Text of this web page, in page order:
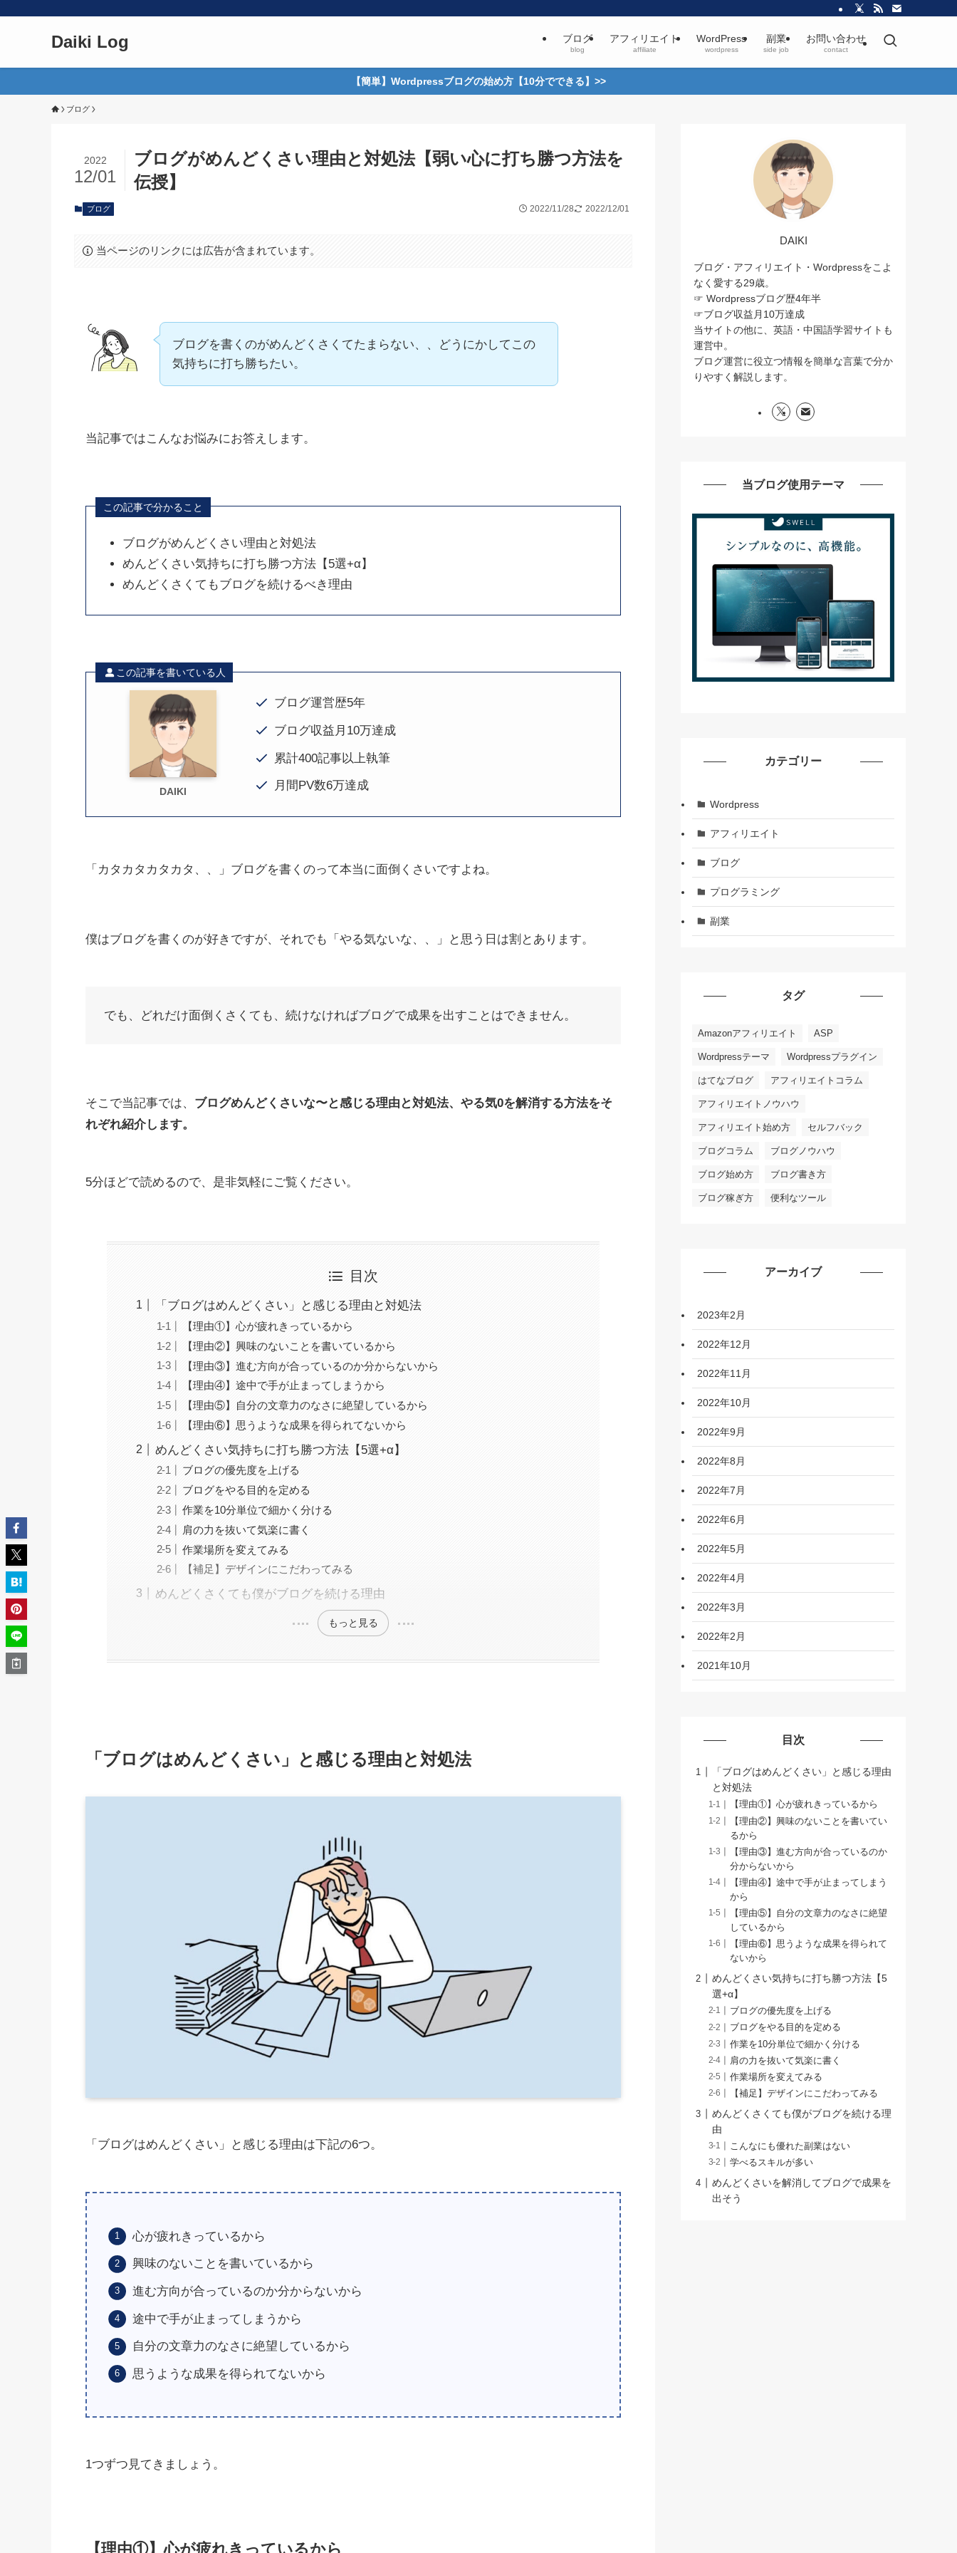
Daiki Log ブログ
blog
アフィリエイト
affiliate
WordPress
wordpress
副業
side job
お問い合わせ
contact
【簡単】Wordpressブログの始め方【10分でできる】>>
ブログ
ブログがめんどくさい理由と対処法【弱い心に打ち勝つ方法を
伝授】
2022
12/01
ブログ 2022/11/28 2022/12/01
当ページのリンクには広告が含まれています。
ブログを書くのがめんどくさくてたまらない、、どうにかしてこの
気持ちに打ち勝ちたい。
当記事ではこんなお悩みにお答えします。
この記事で分かること
ブログがめんどくさい理由と対処法
めんどくさい気持ちに打ち勝つ方法【5選+α】
めんどくさくてもブログを続けるべき理由
この記事を書いている人
DAIKI
ブログ運営歴5年
ブログ収益月10万達成
累計400記事以上執筆
月間PV数6万達成
「カタカタカタカタ、、」ブログを書くのって本当に面倒くさいですよね。
僕はブログを書くのが好きですが、それでも「やる気ないな、、」と思う日は割とあります。
でも、どれだけ面倒くさくても、続けなければブログで成果を出すことはできません。
そこで当記事では、 ブログめんどくさいな〜と感じる理由と対処法、やる気0を解消する方法をそ
れぞれ紹介します。
5分ほどで読めるので、是非気軽にご覧ください。
目次
「ブログはめんどくさい」と感じる理由と対処法
【理由①】心が疲れきっているから
【理由②】興味のないことを書いているから
【理由③】進む方向が合っているのか分からないから
【理由④】途中で手が止まってしまうから
【理由⑤】自分の文章力のなさに絶望しているから
【理由⑥】思うような成果を得られてないから
めんどくさい気持ちに打ち勝つ方法【5選+α】
ブログの優先度を上げる
ブログをやる目的を定める
作業を10分単位で細かく分ける
肩の力を抜いて気楽に書く
作業場所を変えてみる
【補足】デザインにこだわってみる
めんどくさくても僕がブログを続ける理由
もっと見る
「ブログはめんどくさい」と感じる理由と対処法
「ブログはめんどくさい」と感じる理由は下記の6つ。
心が疲れきっているから
興味のないことを書いているから
進む方向が合っているのか分からないから
途中で手が止まってしまうから
自分の文章力のなさに絶望しているから
思うような成果を得られてないから
1つずつ見てきましょう。
【理由①】心が疲れきっているから
DAIKI
ブログ・アフィリエイト・Wordpressをこよ
なく愛する29歳。
☞ Wordpressブログ歴4年半
☞ブログ収益月10万達成
当サイトの他に、英語・中国語学習サイトも
運営中。
ブログ運営に役立つ情報を簡単な言葉で分か
りやすく解説します。
当ブログ使用テーマ
カテゴリー
Wordpress
アフィリエイト
ブログ
プログラミング
副業
タグ
Amazonアフィリエイト ASP
Wordpressテーマ Wordpressプラグイン
はてなブログ アフィリエイトコラム
アフィリエイトノウハウ
アフィリエイト始め方 セルフバック
ブログコラム ブログノウハウ
ブログ始め方 ブログ書き方
ブログ稼ぎ方 便利なツール
アーカイブ
2023年2月
2022年12月
2022年11月
2022年10月
2022年9月
2022年8月
2022年7月
2022年6月
2022年5月
2022年4月
2022年3月
2022年2月
2021年10月
目次
「ブログはめんどくさい」と感じる理由
と対処法
【理由①】心が疲れきっているから
【理由②】興味のないことを書いてい
るから
【理由③】進む方向が合っているのか
分からないから
【理由④】途中で手が止まってしまう
から
【理由⑤】自分の文章力のなさに絶望
しているから
【理由⑥】思うような成果を得られて
ないから
めんどくさい気持ちに打ち勝つ方法【5
選+α】
ブログの優先度を上げる
ブログをやる目的を定める
作業を10分単位で細かく分ける
肩の力を抜いて気楽に書く
作業場所を変えてみる
【補足】デザインにこだわってみる
めんどくさくても僕がブログを続ける理
由
こんなにも優れた副業はない
学べるスキルが多い
めんどくさいを解消してブログで成果を
出そう